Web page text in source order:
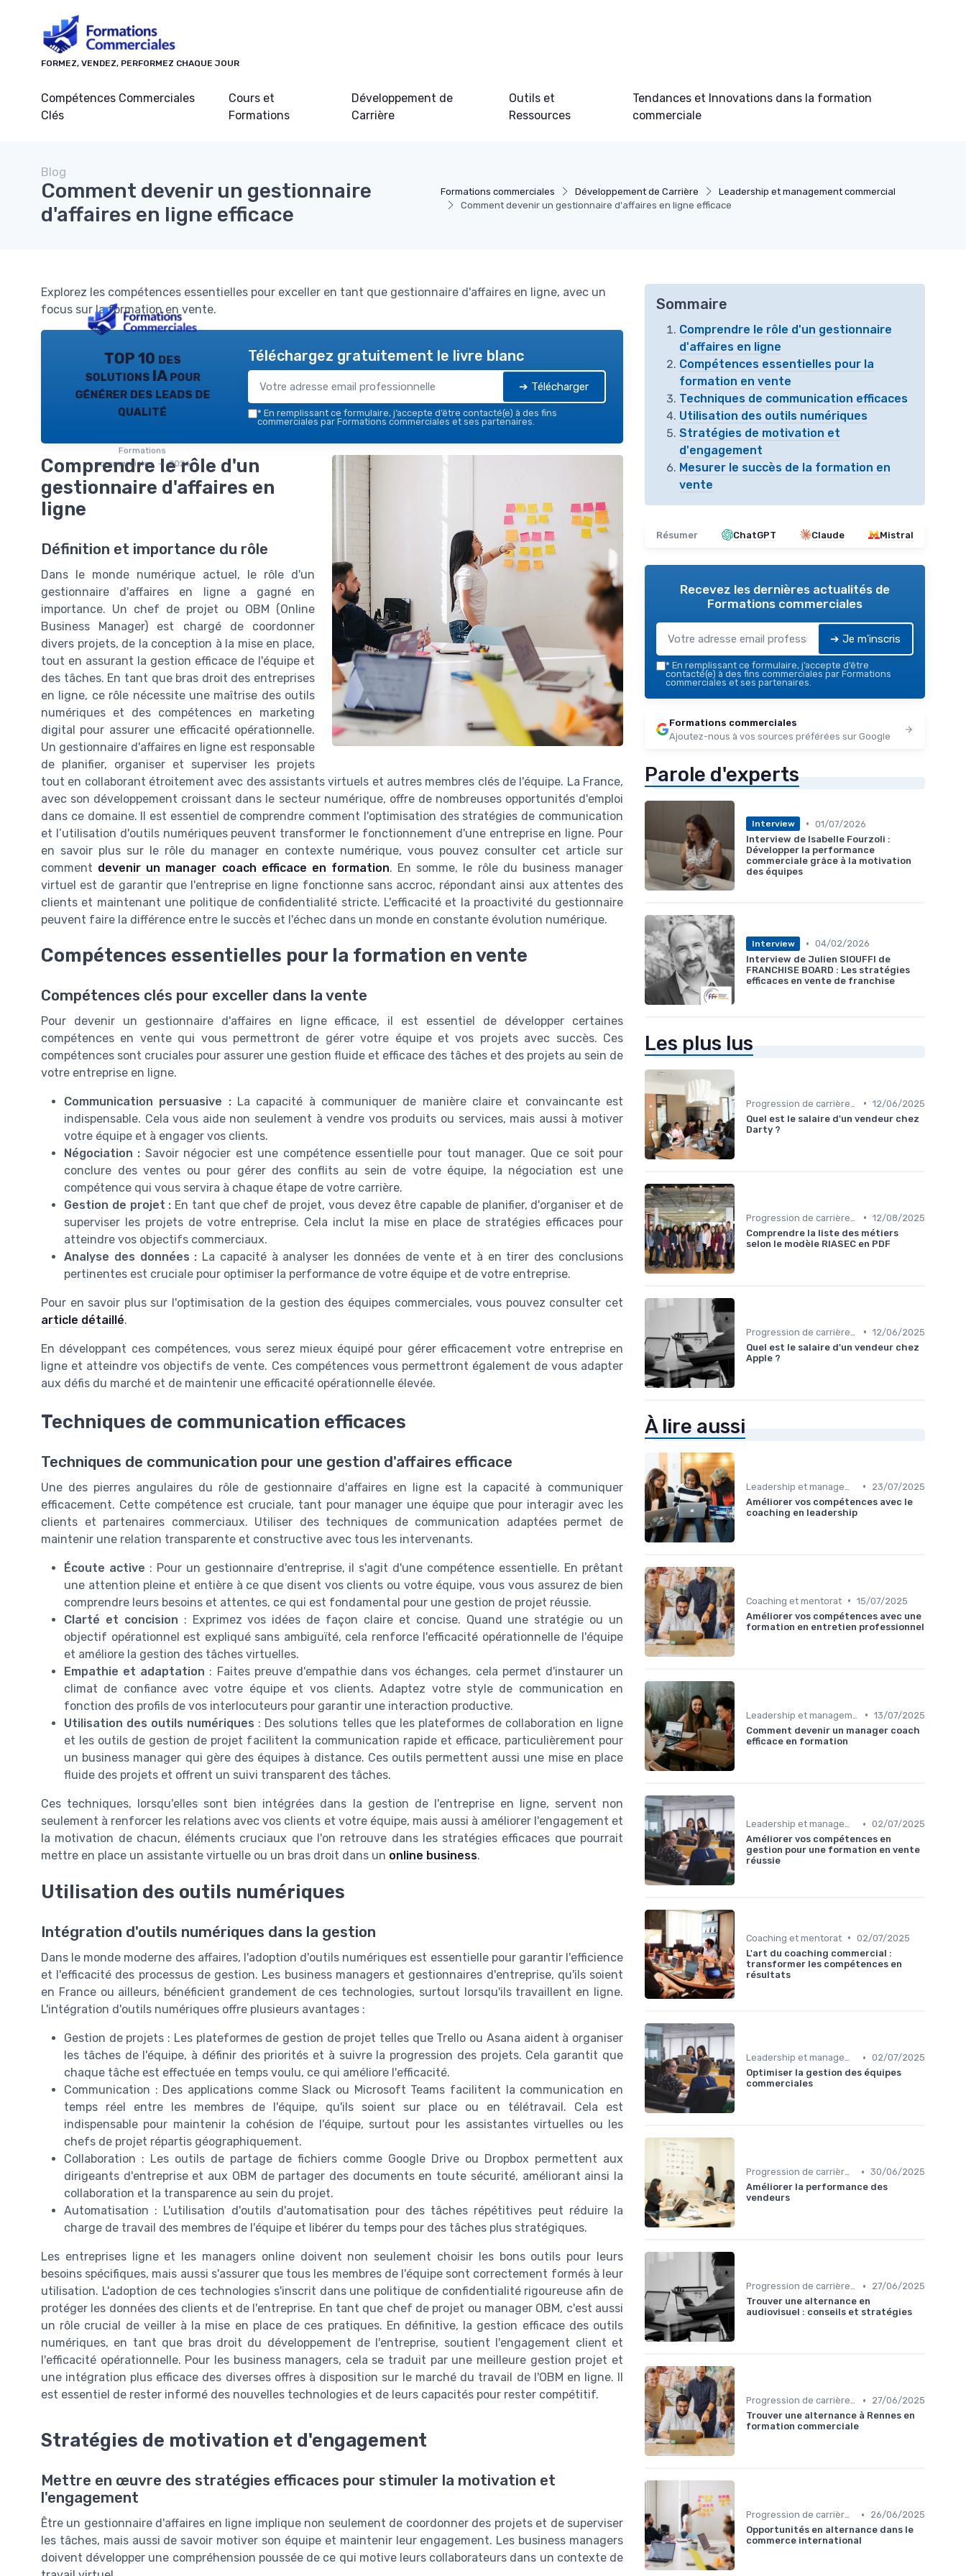
FORMEZ, VENDEZ, PERFORMEZ CHAQUE JOUR
Compétences Commerciales
Clés
Cours et
Formations
Développement de
Carrière
Outils et
Ressources
Tendances et Innovations dans la formation
commerciale
Formations commerciales Développement de Carrière
Leadership et management commercial
Comment devenir un gestionnaire d'affaires en ligne efficace
Blog
Comment devenir un gestionnaire
d'affaires en ligne efficace
Explorez les compétences essentielles pour exceller en tant que gestionnaire d'affaires en ligne, avec un
focus sur la formation en vente.
TOP 10 des
solutions IA pour
générer des leads de
qualité
Formations
commerciales — 2026
Téléchargez gratuitement le livre blanc
➔ Télécharger
* En remplissant ce formulaire, j’accepte d’être contacté(e) à des fins
commerciales par Formations commerciales et ses partenaires.
Comprendre le rôle d'un
gestionnaire d'affaires en
ligne
Définition et importance du rôle
Dans le monde numérique actuel, le rôle d'un
gestionnaire d'affaires en ligne a gagné en
importance. Un chef de projet ou OBM (Online
Business Manager) est chargé de coordonner
divers projets, de la conception à la mise en place,
tout en assurant la gestion efficace de l'équipe et
des tâches. En tant que bras droit des entreprises
en ligne, ce rôle nécessite une maîtrise des outils
numériques et des compétences en marketing
digital pour assurer une efficacité opérationnelle.
Un gestionnaire d'affaires en ligne est responsable
de planifier, organiser et superviser les projets
tout en collaborant étroitement avec des assistants virtuels et autres membres clés de l'équipe. La France,
avec son développement croissant dans le secteur numérique, offre de nombreuses opportunités d'emploi
dans ce domaine. Il est essentiel de comprendre comment l'optimisation des stratégies de communication
et l’utilisation d'outils numériques peuvent transformer le fonctionnement d'une entreprise en ligne. Pour
en savoir plus sur le rôle du manager en contexte numérique, vous pouvez consulter cet article sur
comment devenir un manager coach efficace en formation. En somme, le rôle du business manager
virtuel est de garantir que l'entreprise en ligne fonctionne sans accroc, répondant ainsi aux attentes des
clients et maintenant une politique de confidentialité stricte. L'efficacité et la proactivité du gestionnaire
peuvent faire la différence entre le succès et l'échec dans un monde en constante évolution numérique.
Compétences essentielles pour la formation en vente
Compétences clés pour exceller dans la vente
Pour devenir un gestionnaire d'affaires en ligne efficace, il est essentiel de développer certaines
compétences en vente qui vous permettront de gérer votre équipe et vos projets avec succès. Ces
compétences sont cruciales pour assurer une gestion fluide et efficace des tâches et des projets au sein de
votre entreprise en ligne.
Communication persuasive :La capacité à communiquer de manière claire et convaincante est
indispensable. Cela vous aide non seulement à vendre vos produits ou services, mais aussi à motiver
votre équipe et à engager vos clients.
Négociation : Savoir négocier est une compétence essentielle pour tout manager. Que ce soit pour
conclure des ventes ou pour gérer des conflits au sein de votre équipe, la négociation est une
compétence qui vous servira à chaque étape de votre carrière.
Gestion de projet : En tant que chef de projet, vous devez être capable de planifier, d'organiser et de
superviser les projets de votre entreprise. Cela inclut la mise en place de stratégies efficaces pour
atteindre vos objectifs commerciaux.
Analyse des données : La capacité à analyser les données de vente et à en tirer des conclusions
pertinentes est cruciale pour optimiser la performance de votre équipe et de votre entreprise.
Pour en savoir plus sur l'optimisation de la gestion des équipes commerciales, vous pouvez consulter cet
article détaillé.
En développant ces compétences, vous serez mieux équipé pour gérer efficacement votre entreprise en
ligne et atteindre vos objectifs de vente. Ces compétences vous permettront également de vous adapter
aux défis du marché et de maintenir une efficacité opérationnelle élevée.
Techniques de communication efficaces
Techniques de communication pour une gestion d'affaires efficace
Une des pierres angulaires du rôle de gestionnaire d'affaires en ligne est la capacité à communiquer
efficacement. Cette compétence est cruciale, tant pour manager une équipe que pour interagir avec les
clients et partenaires commerciaux. Utiliser des techniques de communication adaptées permet de
maintenir une relation transparente et constructive avec tous les intervenants.
Écoute active : Pour un gestionnaire d'entreprise, il s'agit d'une compétence essentielle. En prêtant
une attention pleine et entière à ce que disent vos clients ou votre équipe, vous vous assurez de bien
comprendre leurs besoins et attentes, ce qui est fondamental pour une gestion de projet réussie.
Clarté et concision : Exprimez vos idées de façon claire et concise. Quand une stratégie ou un
objectif opérationnel est expliqué sans ambiguïté, cela renforce l'efficacité opérationnelle de l'équipe
et améliore la gestion des tâches virtuelles.
Empathie et adaptation : Faites preuve d'empathie dans vos échanges, cela permet d'instaurer un
climat de confiance avec votre équipe et vos clients. Adaptez votre style de communication en
fonction des profils de vos interlocuteurs pour garantir une interaction productive.
Utilisation des outils numériques : Des solutions telles que les plateformes de collaboration en ligne
et les outils de gestion de projet facilitent la communication rapide et efficace, particulièrement pour
un business manager qui gère des équipes à distance. Ces outils permettent aussi une mise en place
fluide des projets et offrent un suivi transparent des tâches.
Ces techniques, lorsqu'elles sont bien intégrées dans la gestion de l'entreprise en ligne, servent non
seulement à renforcer les relations avec vos clients et votre équipe, mais aussi à améliorer l'engagement et
la motivation de chacun, éléments cruciaux que l'on retrouve dans les stratégies efficaces que pourrait
mettre en place un assistante virtuelle ou un bras droit dans un online business.
Utilisation des outils numériques
Intégration d'outils numériques dans la gestion
Dans le monde moderne des affaires, l'adoption d'outils numériques est essentielle pour garantir l'efficience
et l'efficacité des processus de gestion. Les business managers et gestionnaires d'entreprise, qu'ils soient
en France ou ailleurs, bénéficient grandement de ces technologies, surtout lorsqu'ils travaillent en ligne.
L'intégration d'outils numériques offre plusieurs avantages :
Gestion de projets : Les plateformes de gestion de projet telles que Trello ou Asana aident à organiser
les tâches de l'équipe, à définir des priorités et à suivre la progression des projets. Cela garantit que
chaque tâche est effectuée en temps voulu, ce qui améliore l'efficacité.
Communication : Des applications comme Slack ou Microsoft Teams facilitent la communication en
temps réel entre les membres de l'équipe, qu'ils soient sur place ou en télétravail. Cela est
indispensable pour maintenir la cohésion de l'équipe, surtout pour les assistantes virtuelles ou les
chefs de projet répartis géographiquement.
Collaboration : Les outils de partage de fichiers comme Google Drive ou Dropbox permettent aux
dirigeants d'entreprise et aux OBM de partager des documents en toute sécurité, améliorant ainsi la
collaboration et la transparence au sein du projet.
Automatisation : L'utilisation d'outils d'automatisation pour des tâches répétitives peut réduire la
charge de travail des membres de l'équipe et libérer du temps pour des tâches plus stratégiques.
Les entreprises ligne et les managers online doivent non seulement choisir les bons outils pour leurs
besoins spécifiques, mais aussi s'assurer que tous les membres de l'équipe sont correctement formés à leur
utilisation. L'adoption de ces technologies s'inscrit dans une politique de confidentialité rigoureuse afin de
protéger les données des clients et de l'entreprise. En tant que chef de projet ou manager OBM, c'est aussi
un rôle crucial de veiller à la mise en place de ces pratiques. En définitive, la gestion efficace des outils
numériques, en tant que bras droit du développement de l'entreprise, soutient l'engagement client et
l'efficacité opérationnelle. Pour les business managers, cela se traduit par une meilleure gestion projet et
une intégration plus efficace des diverses offres à disposition sur le marché du travail de l'OBM en ligne. Il
est essentiel de rester informé des nouvelles technologies et de leurs capacités pour rester compétitif.
Stratégies de motivation et d'engagement
Mettre en œuvre des stratégies efficaces pour stimuler la motivation et
l'engagement
Être un gestionnaire d'affaires en ligne implique non seulement de coordonner des projets et de superviser
les tâches, mais aussi de savoir motiver son équipe et maintenir leur engagement. Les business managers
doivent développer une compréhension poussée de ce qui motive leurs collaborateurs dans un contexte de
Sommaire
Comprendre le rôle d'un gestionnaire
d'affaires en ligne
Compétences essentielles pour la
formation en vente
Techniques de communication efficaces
Utilisation des outils numériques
Stratégies de motivation et
d'engagement
Mesurer le succès de la formation en
vente
Résumer ChatGPT Claude Mistral
Recevez les dernières actualités de
Formations commerciales
➔ Je m'inscris
* En remplissant ce formulaire, j’accepte d’être
contacté(e) à des fins commerciales par Formations
commerciales et ses partenaires.
Formations commerciales
Ajoutez-nous à vos sources préférées sur Google
Parole d'experts
Interview • 01/07/2026
Interview de Isabelle Fourzoli :
Développer la performance
commerciale grâce à la motivation
des équipes
Interview • 04/02/2026
Interview de Julien SIOUFFI de
FRANCHISE BOARD : Les stratégies
efficaces en vente de franchise
Les plus lus
• 12/06/2025
Quel est le salaire d'un vendeur chez
Darty ?
• 12/08/2025
Comprendre la liste des métiers
selon le modèle RIASEC en PDF
• 12/06/2025
Quel est le salaire d'un vendeur chez
Apple ?
À lire aussi
•
23/07/2025
Améliorer vos compétences avec le
coaching en leadership
Coaching et mentorat • 15/07/2025
Améliorer vos compétences avec une
formation en entretien professionnel
• 13/07/2025
Comment devenir un manager coach
efficace en formation
Leadership et management commercial • 02/07/2025
Améliorer vos compétences en
gestion pour une formation en vente
réussie
Coaching et mentorat • 02/07/2025
L'art du coaching commercial :
transformer les compétences en
résultats
Leadership et management commercial • 02/07/2025
Optimiser la gestion des équipes
commerciales
Progression de carrière en vente • 30/06/2025
Améliorer la performance des
vendeurs
Progression de carrière en vente •
27/06/2025
Trouver une alternance en
audiovisuel : conseils et stratégies
Progression de carrière en vente •
27/06/2025
Trouver une alternance à Rennes en
formation commerciale
Progression de carrière en vente •
26/06/2025
Opportunités en alternance dans le
commerce international